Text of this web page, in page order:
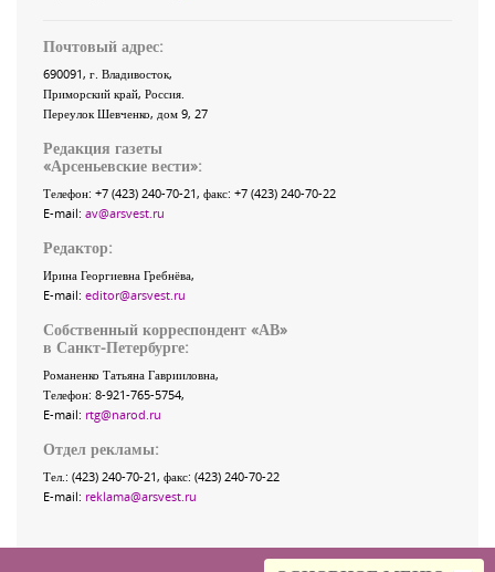
Почтовый адрес:
690091, г. Владивосток,
Приморский край, Россия
Переулок Шевченко, дом 9, 27
Редакция газеты
«Арсеньевские вести»:
Телефон: +7 (423) 240-70-21, факс: +7 (423) 240-70-22
E-mail: av@arsvest.ru
Редактор:
Ирина Георгиевна Гребнёва,
E-mail: editor@arsvest.ru
Собственный корреспондент «АВ»
в Санкт-Петербурге:
Романенко Татьяна Гаврииловна,
Телефон: 8-921-765-5754,
E-mail: rtg@narod.ru
Отдел рекламы:
Тел.: (423) 240-70-21, факс: (423) 240-70-22
E-mail: reklama@arsvest.ru